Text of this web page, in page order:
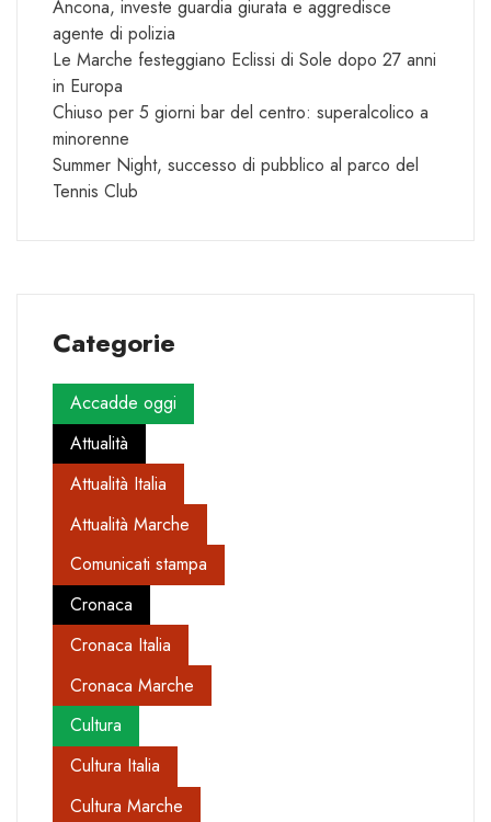
Ancona, investe guardia giurata e aggredisce
agente di polizia
Le Marche festeggiano Eclissi di Sole dopo 27 anni
in Europa
Chiuso per 5 giorni bar del centro: superalcolico a
minorenne
Summer Night, successo di pubblico al parco del
Tennis Club
Categorie
Accadde oggi
Attualità
Attualità Italia
Attualità Marche
Comunicati stampa
Cronaca
Cronaca Italia
Cronaca Marche
Cultura
Cultura Italia
Cultura Marche